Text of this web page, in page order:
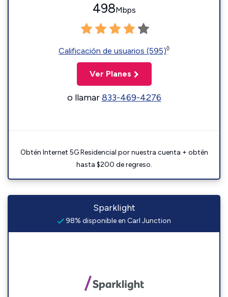
498Mbps
Calificación de usuarios (595)◊
Ver Planes
o llamar833-469-4276
Obtén Internet 5G Residencial por nuestra cuenta + obtén
hasta $200 de regreso.
Sparklight
98% disponible en Carl Junction